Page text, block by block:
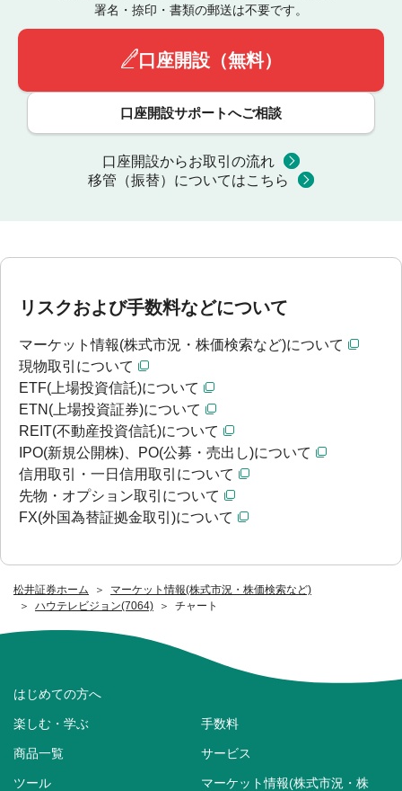
松井証券ホーム
マーケット情報(株式市況・株価検索など)
ハウテレビジョン(7064)
チャート
署名・捺印・書類の郵送は不要です。
口座開設（無料）
口座開設サポートへご相談
口座開設からお取引の流れ
移管（振替）についてはこちら
リスクおよび手数料などについて
マーケット情報(株式市況・株価検索など)について
現物取引について
ETF(上場投資信託)について
ETN(上場投資証券)について
REIT(不動産投資信託)について
IPO(新規公開株)、PO(公募・売出し)について
信用取引・一日信用取引について
先物・オプション取引について
FX(外国為替証拠金取引)について
はじめての方へ
楽しむ・学ぶ 手数料
商品一覧 サービス
ツール
マーケット情報(株式市況・株